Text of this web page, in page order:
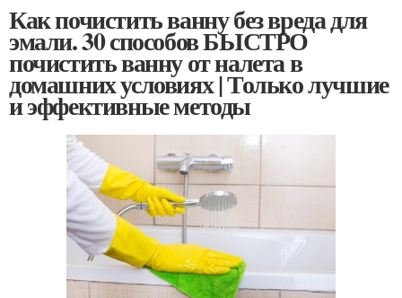
Как почистить ванну без вреда для
эмали. 30 способов БЫСТРО
почистить ванну от налета в
домашних условиях | Только лучшие
и эффективные методы